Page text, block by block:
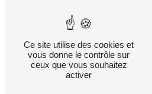
pendant la période de prise de
durée de prescription légale aux
gestion des contentieux. Vous
inscrire sur la liste d'opposition
téléphonique, disponible à cette
Consultez le site cnil.fr pour plus
droits.
Ce site utilise des cookies et
vous donne le contrôle sur
ceux que vous souhaitez
activer